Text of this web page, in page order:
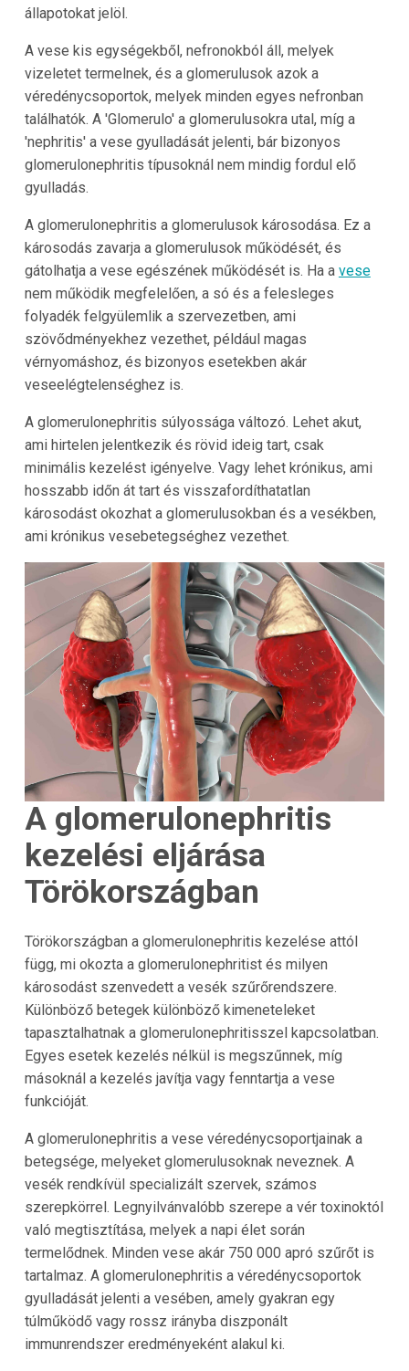
állapotokat jelöl.
A vese kis egységekből, nefronokból áll, melyek
vizeletet termelnek, és a glomerulusok azok a
véredénycsoportok, melyek minden egyes nefronban
találhatók. A 'Glomerulo' a glomerulusokra utal, míg a
'nephritis' a vese gyulladását jelenti, bár bizonyos
glomerulonephritis típusoknál nem mindig fordul elő
gyulladás.
A glomerulonephritis a glomerulusok károsodása. Ez a
károsodás zavarja a glomerulusok működését, és
gátolhatja a vese egészének működését is. Ha a vese
nem működik megfelelően, a só és a felesleges
folyadék felgyülemlik a szervezetben, ami
szövődményekhez vezethet, például magas
vérnyomáshoz, és bizonyos esetekben akár
veseelégtelenséghez is.
A glomerulonephritis súlyossága változó. Lehet akut,
ami hirtelen jelentkezik és rövid ideig tart, csak
minimális kezelést igényelve. Vagy lehet krónikus, ami
hosszabb időn át tart és visszafordíthatatlan
károsodást okozhat a glomerulusokban és a vesékben,
ami krónikus vesebetegséghez vezethet.
A glomerulonephritis
kezelési eljárása
Törökországban
Törökországban a glomerulonephritis kezelése attól
függ, mi okozta a glomerulonephritist és milyen
károsodást szenvedett a vesék szűrőrendszere.
Különböző betegek különböző kimeneteleket
tapasztalhatnak a glomerulonephritisszel kapcsolatban.
Egyes esetek kezelés nélkül is megszűnnek, míg
másoknál a kezelés javítja vagy fenntartja a vese
funkcióját.
A glomerulonephritis a vese véredénycsoportjainak a
betegsége, melyeket glomerulusoknak neveznek. A
vesék rendkívül specializált szervek, számos
szerepkörrel. Legnyilvánvalóbb szerepe a vér toxinoktól
való megtisztítása, melyek a napi élet során
termelődnek. Minden vese akár 750 000 apró szűrőt is
tartalmaz. A glomerulonephritis a véredénycsoportok
gyulladását jelenti a vesében, amely gyakran egy
túlműködő vagy rossz irányba diszponált
immunrendszer eredményeként alakul ki.